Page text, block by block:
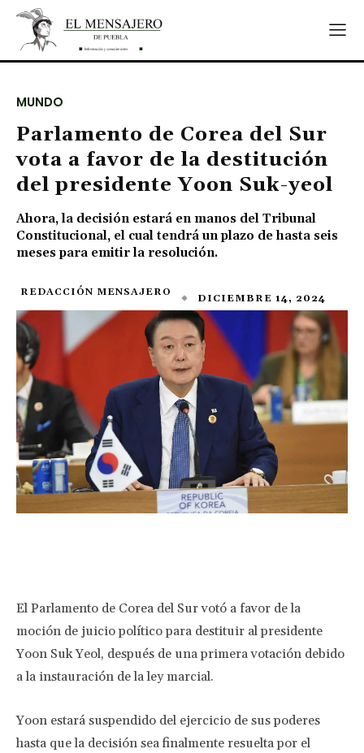
MUNDO
Parlamento de Corea del Sur
vota a favor de la destitución
del presidente Yoon Suk-yeol
Ahora, la decisión estará en manos del Tribunal
Constitucional, el cual tendrá un plazo de hasta seis
meses para emitir la resolución.
REDACCIÓN MENSAJERO DICIEMBRE 14, 2024
El Parlamento de Corea del Sur votó a favor de la
moción de juicio político para destituir al presidente
Yoon Suk Yeol, después de una primera votación debido
a la instauración de la ley marcial.
Yoon estará suspendido del ejercicio de sus poderes
hasta que la decisión sea finalmente resuelta por el